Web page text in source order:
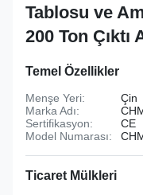
Tablosu ve
200 Ton Çıktı
Temel Özellikler
Menşe Yeri:
Çin
Marka Adı:
Sertifikasyon:
CE
Model Numarası:
Ticaret Mülkleri